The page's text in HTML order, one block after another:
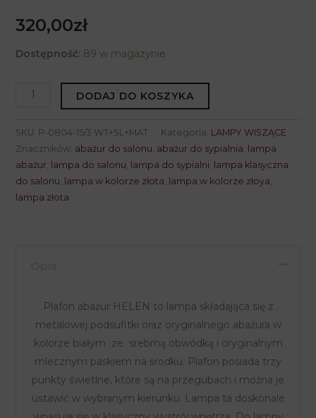
320,00zł
Dostępność: 89 w magazynie
ilość
abażur
HELEN
P-
0804-
15/3
DODAJ DO KOSZYKA
SKU: P-0804-15/3 WT+SL+MAT Kategoria: LAMPY WISZĄCE
Znaczników: abażur do salonu abażur do sypialnia
lampa
abażur, lampa do salonu lampa do sypialni
lampa klasyczna
do salonu
lampa w kolorze złota lampa w kolorze złoya
lampa złota
Plafon abażur HELEN to lampa składająca się z
metalowej podsufitki oraz oryginalnego abażura w
kolorze białym ze srebrną obwódką i oryginalnym
mlecznym paskiem na środku. Plafon posiada trzy
punkty świetlne, które są na przegubach i można je
ustawić w wybranym kierunku. Lampa ta doskonale